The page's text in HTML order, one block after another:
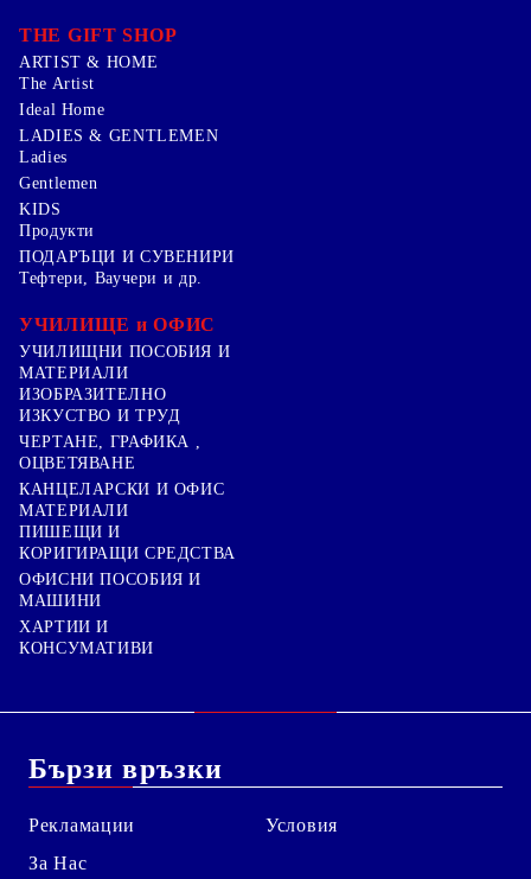
THE GIFT SHOP
ARTIST & HOME
The Artist
Ideal Home
LADIES & GENTLEMEN
Ladies
Gentlemen
KIDS
Продукти
ПОДАРЪЦИ И СУВЕНИРИ
Тефтери, Ваучери и др.
УЧИЛИЩЕ и ОФИС
УЧИЛИЩНИ ПОСОБИЯ И
МАТЕРИАЛИ
ИЗОБРАЗИТЕЛНО
ИЗКУСТВО И ТРУД
ЧЕРТАНЕ, ГРАФИКА ,
ОЦВЕТЯВАНЕ
КАНЦЕЛАРСКИ И ОФИС
МАТЕРИАЛИ
ПИШЕЩИ И
КОРИГИРАЩИ СРЕДСТВА
ОФИСНИ ПОСОБИЯ И
МАШИНИ
ХАРТИИ И
КОНСУМАТИВИ
Бързи връзки
Рекламации
За Нас
Условия